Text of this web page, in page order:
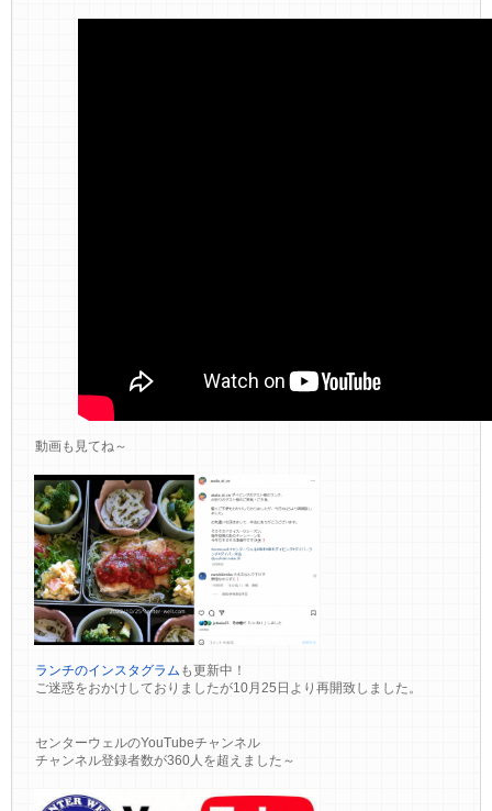
動画も見てね～
ランチのインスタグラム も更新中！
ご迷惑をおかけしておりましたが10月25日より再開致しました。
センターウェルのYouTubeチャンネル
チャンネル登録者数が360人を超えました～